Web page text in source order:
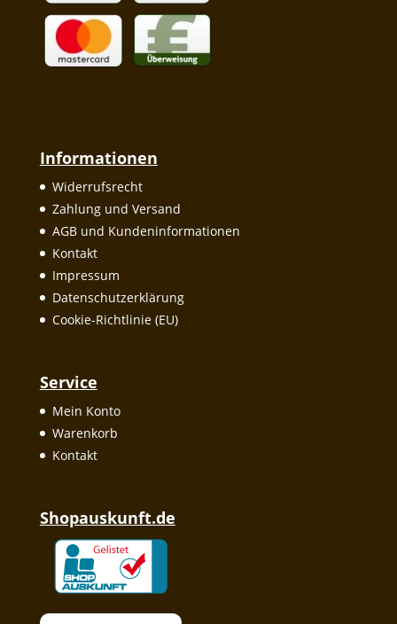
Informationen
Widerrufsrecht
Zahlung und Versand
AGB und Kundeninformationen
Kontakt
Impressum
Datenschutzerklärung
Cookie-Richtlinie (EU)
Service
Mein Konto
Warenkorb
Kontakt
Shopauskunft.de